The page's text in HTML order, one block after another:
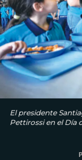
El presidente
Pettirossi en el Día